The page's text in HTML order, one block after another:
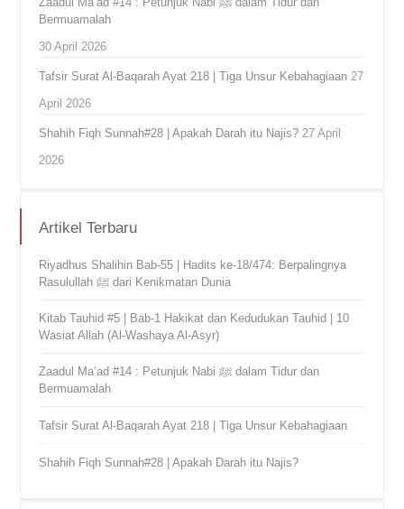
Bermuamalah
30 April 2026
Tafsir Surat Al-Baqarah Ayat 218 | Tiga Unsur Kebahagiaan 27
April 2026
Shahih Fiqh Sunnah#28 | Apakah Darah itu Najis? 27 April
2026
Artikel Terbaru
Riyadhus Shalihin Bab-55 | Hadits ke-18/474: Berpalingnya
Rasulullah ﷺ dari Kenikmatan Dunia
Kitab Tauhid #5 | Bab-1 Hakikat dan Kedudukan Tauhid | 10
Wasiat Allah (Al-Washaya Al-Asyr)
Zaadul Ma’ad #14 : Petunjuk Nabi ﷺ dalam Tidur dan
Bermuamalah
Tafsir Surat Al-Baqarah Ayat 218 | Tiga Unsur Kebahagiaan
Shahih Fiqh Sunnah#28 | Apakah Darah itu Najis?